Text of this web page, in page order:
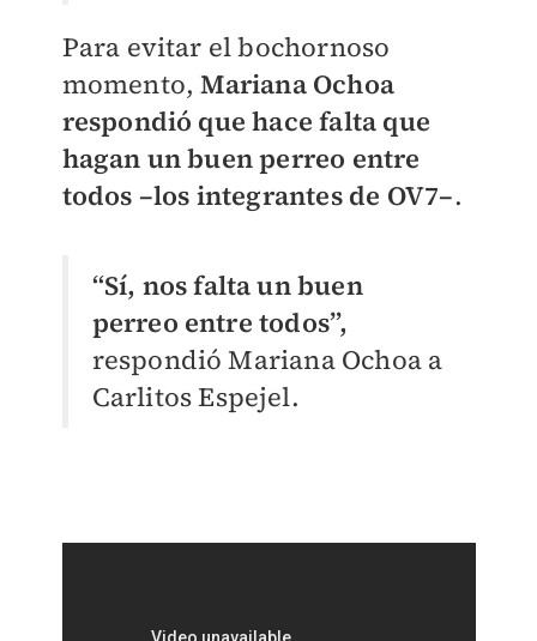
Para evitar el bochornoso
momento,Mariana Ochoa
respondió que hace falta que
hagan un buen perreo entre
todos –los integrantes de OV7–.
“Sí, nos falta un buen
perreo entre todos”,
respondió Mariana Ochoa a
Carlitos Espejel.